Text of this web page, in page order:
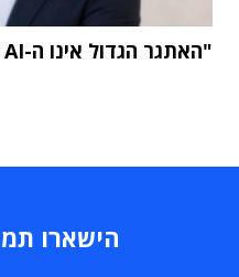
"האתגר הגדול אינו ה-AI אלא הטמעתה בארגון"
הישארו